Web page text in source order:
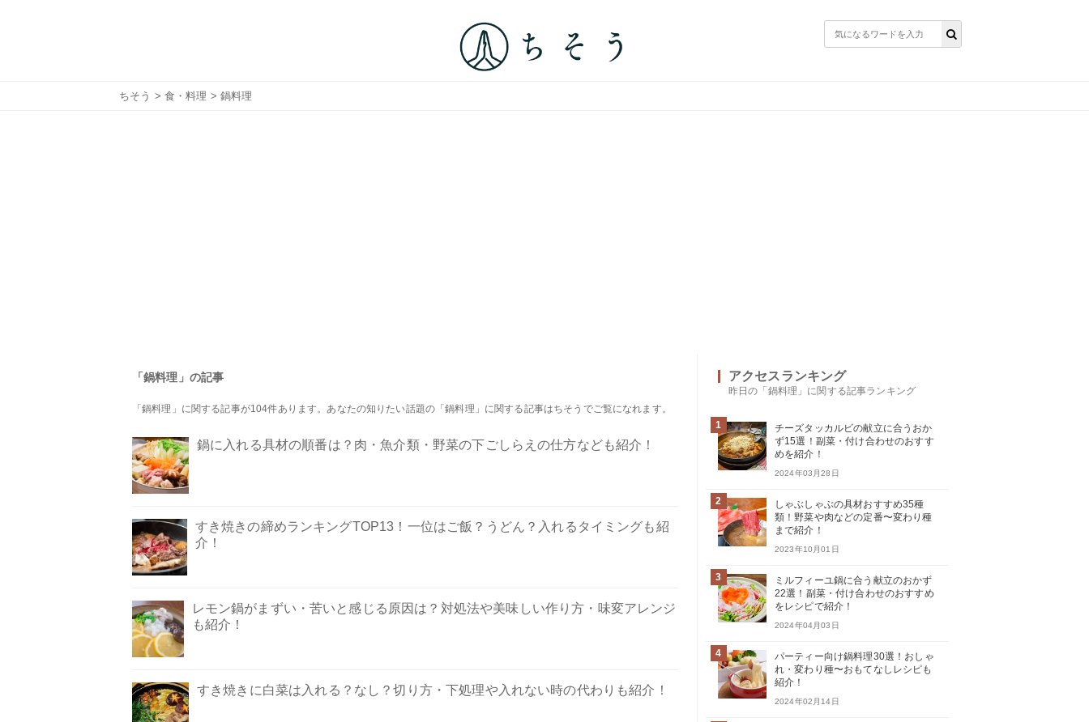
ちそう > 食・料理 > 鍋料理
「鍋料理」の記事
「鍋料理」に関する記事が104件あります。あなたの知りたい話題の「鍋料理」に関する記事はちそうでご覧になれます。
鍋に入れる具材の順番は？肉・魚介類・野菜の下ごしらえの仕方なども紹介！
すき焼きの締めランキングTOP13！一位はご飯？うどん？入れるタイミングも紹
介！
レモン鍋がまずい・苦いと感じる原因は？対処法や美味しい作り方・味変アレンジ
も紹介！
すき焼きに白菜は入れる？なし？切り方・下処理や入れない時の代わりも紹介！
アクセスランキング
昨日の「鍋料理」に関する記事ランキング
1
チーズタッカルビの献立に合うおか
ず15選！副菜・付け合わせのおすす
めを紹介！
2024年03月28日
2
しゃぶしゃぶの具材おすすめ35種
類！野菜や肉などの定番〜変わり種
まで紹介！
2023年10月01日
3
ミルフィーユ鍋に合う献立のおかず
22選！副菜・付け合わせのおすすめ
をレシピで紹介！
2024年04月03日
4
パーティー向け鍋料理30選！おしゃ
れ・変わり種〜おもてなしレシピも
紹介！
2024年02月14日